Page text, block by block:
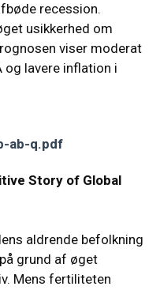
recession.
usikkerhed om
viser moderat
lavere inflation i
ab-q.pdf
Story of Global
aldrende befolkning
grund af øget
Mens fertiliteten